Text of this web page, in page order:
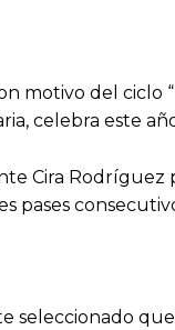
motivo del ciclo
celebra este
Cira Rodríguez
seleccionado